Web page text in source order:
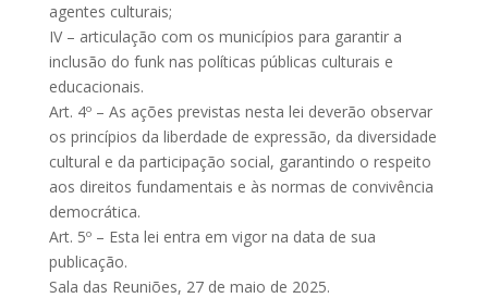
agentes culturais;
IV – articulação com os municípios para garantir a
inclusão do funk nas políticas públicas culturais e
educacionais.
Art. 4º – As ações previstas nesta lei deverão observar
os princípios da liberdade de expressão, da diversidade
cultural e da participação social, garantindo o respeito
aos direitos fundamentais e às normas de convivência
democrática.
Art. 5º – Esta lei entra em vigor na data de sua
publicação.
Sala das Reuniões, 27 de maio de 2025.